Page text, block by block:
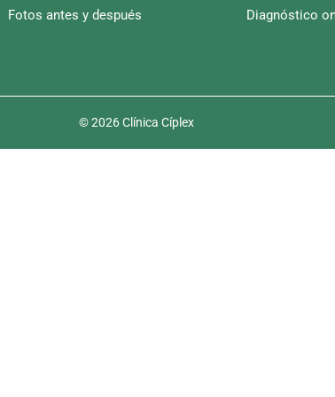
Fotos antes y después Diagnóstico
© 2026 Clínica Cíplex